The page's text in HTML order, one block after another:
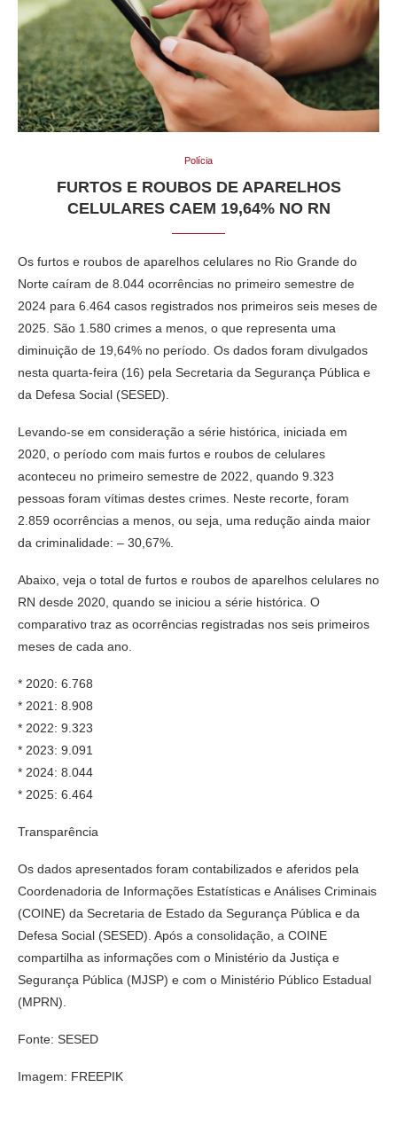
Polícia
FURTOS E ROUBOS DE APARELHOS
CELULARES CAEM 19,64% NO RN
Os furtos e roubos de aparelhos celulares no Rio Grande do
Norte caíram de 8.044 ocorrências no primeiro semestre de
2024 para 6.464 casos registrados nos primeiros seis meses de
2025. São 1.580 crimes a menos, o que representa uma
diminuição de 19,64% no período. Os dados foram divulgados
nesta quarta-feira (16) pela Secretaria da Segurança Pública e
da Defesa Social (SESED).
Levando-se em consideração a série histórica, iniciada em
2020, o período com mais furtos e roubos de celulares
aconteceu no primeiro semestre de 2022, quando 9.323
pessoas foram vítimas destes crimes. Neste recorte, foram
2.859 ocorrências a menos, ou seja, uma redução ainda maior
da criminalidade: – 30,67%.
Abaixo, veja o total de furtos e roubos de aparelhos celulares no
RN desde 2020, quando se iniciou a série histórica. O
comparativo traz as ocorrências registradas nos seis primeiros
meses de cada ano.
* 2020: 6.768
* 2021: 8.908
* 2022: 9.323
* 2023: 9.091
* 2024: 8.044
* 2025: 6.464
Transparência
Os dados apresentados foram contabilizados e aferidos pela
Coordenadoria de Informações Estatísticas e Análises Criminais
(COINE) da Secretaria de Estado da Segurança Pública e da
Defesa Social (SESED). Após a consolidação, a COINE
compartilha as informações com o Ministério da Justiça e
Segurança Pública (MJSP) e com o Ministério Público Estadual
(MPRN).
Fonte: SESED
Imagem: FREEPIK